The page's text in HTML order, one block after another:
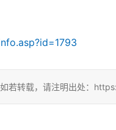
若转载，请注明出处：